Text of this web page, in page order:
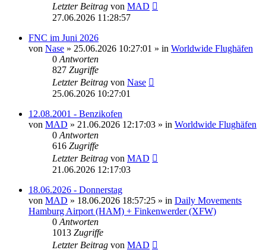
Letzter Beitrag von MAD
27.06.2026 11:28:57
FNC im Juni 2026
von Nase » 25.06.2026 10:27:01 » in Worldwide Flughäfen
0 Antworten
827 Zugriffe
Letzter Beitrag von Nase
25.06.2026 10:27:01
12.08.2001 - Benzikofen
von MAD » 21.06.2026 12:17:03 » in Worldwide Flughäfen
0 Antworten
616 Zugriffe
Letzter Beitrag von MAD
21.06.2026 12:17:03
18.06.2026 - Donnerstag
von MAD » 18.06.2026 18:57:25 » in Daily Movements
Hamburg Airport (HAM) + Finkenwerder (XFW)
0 Antworten
1013 Zugriffe
Letzter Beitrag von MAD